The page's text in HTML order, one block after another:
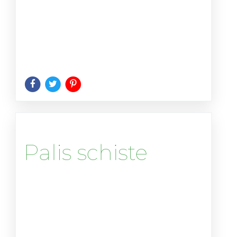
Palis schiste